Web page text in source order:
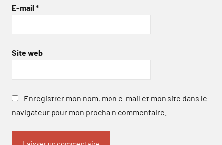
E-mail *
Site web
Enregistrer mon nom, mon e-mail et mon site dans le
navigateur pour mon prochain commentaire.